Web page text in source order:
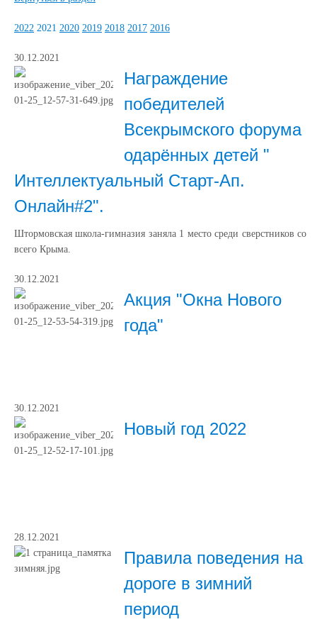
2022 2021 2020 2019 2018 2017 2016
30.12.2021
Награждение
победителей
Всекрымского форума
одарённых детей "
Интеллектуальный Старт-Ап.
Онлайн#2".
Штормовская школа-гимназия заняла 1 место среди сверстников со
всего Крыма.
30.12.2021
Акция "Окна Нового
года"
30.12.2021
Новый год 2022
28.12.2021
Правила поведения на
дороге в зимний
период